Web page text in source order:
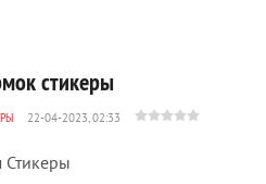
стикеры
22-04-2023, 02:33